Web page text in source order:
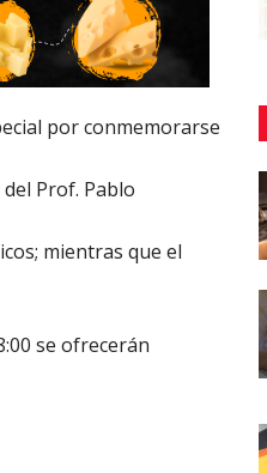
por conmemorarse
Prof. Pablo
mientras que el
se ofrecerán